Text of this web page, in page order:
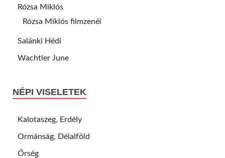
Rózsa Miklós
Rózsa Miklós filmzenéi
Salánki Hédi
Wachtler June
NÉPI VISELETEK
Kalotaszeg, Erdély
Ormánság, Délalföld
Őrség